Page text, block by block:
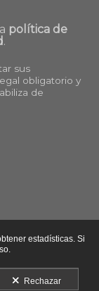
política de
.
sus
obligatorio y
de
estadísticas. Si
Rechazar